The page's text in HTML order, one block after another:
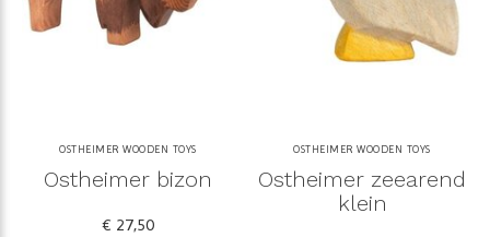
OSTHEIMER WOODEN TOYS
Ostheimer bizon
€ 27,50
OSTHEIMER WOODEN TOYS
Ostheimer zeearend
klein